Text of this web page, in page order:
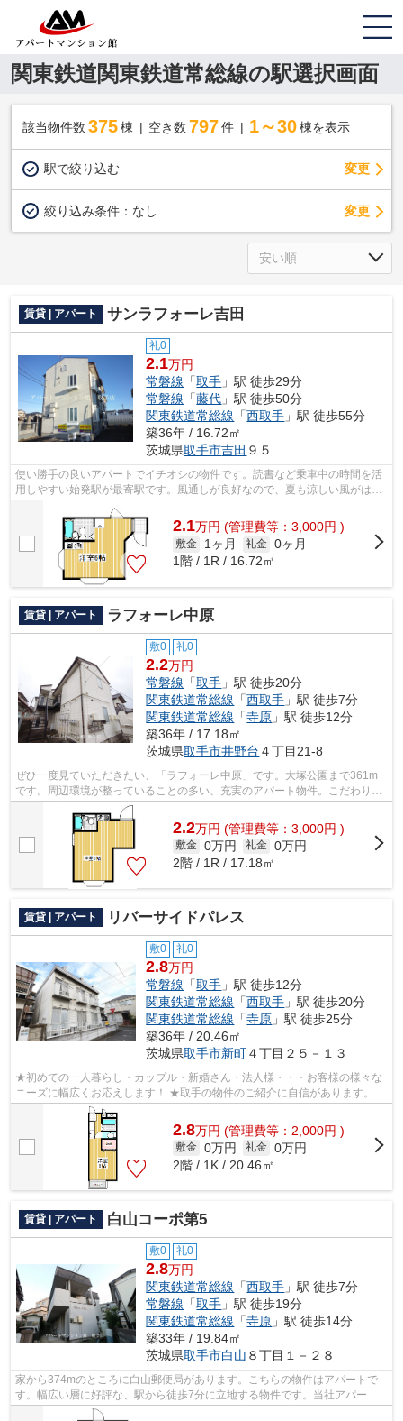
関東鉄道関東鉄道常総線の駅選択画面
該当物件数 375棟 空き数 797 件 1～30 棟を表示
駅で絞り込む 変更
絞り込み条件： なし 変更
賃貸 | アパート サンラフォーレ吉田
礼0
2.1万円
常磐線 「取手 」駅 徒歩29分
常磐線 「藤代 」駅 徒歩50分
関東鉄道常総線 「西取手 」駅 徒歩55分
築36年 / 16.72㎡
茨城県取手市吉田 ９５
使い勝手の良いアパートでイチオシの物件です。読書など乗車中の時間を活
用しやすい始発駅が最寄駅です。風通しが良好なので、夏も涼しい風がはい
ってきます。満足のいく物件探してい...
2.1万円 (管理費等：3,000円 )
敷金 1ヶ月 礼金 0ヶ月
1階 / 1R / 16.72㎡
賃貸 | アパート ラフォーレ中原
敷0 礼0
2.2万円
常磐線 「取手 」駅 徒歩20分
関東鉄道常総線 「西取手 」駅 徒歩7分
関東鉄道常総線 「寺原 」駅 徒歩12分
築36年 / 17.18㎡
茨城県取手市井野台 ４丁目21-8
ぜひ一度見ていただきたい、「ラフォーレ中原」です。大塚公園まで361m
です。周辺環境が整っていることの多い、充実のアパート物件。こだわり条
件、通風良好のシンプルな作りの物件で...
2.2万円 (管理費等：3,000円 )
敷金 0万円 礼金 0万円
2階 / 1R / 17.18㎡
賃貸 | アパート リバーサイドパレス
敷0 礼0
2.8万円
常磐線 「取手 」駅 徒歩12分
関東鉄道常総線 「西取手 」駅 徒歩20分
関東鉄道常総線 「寺原 」駅 徒歩25分
築36年 / 20.46㎡
茨城県取手市新町４丁目２５－１３
★初めての一人暮らし・カップル・新婚さん・法人様・・・お客様の様々な
ニーズに幅広くお応えします！ ★取手の物件のご紹介に自信があります。取
手エリアの最新賃貸情報を幅広く豊富な...
2.8万円 (管理費等：2,000円 )
敷金 0万円 礼金 0万円
2階 / 1K / 20.46㎡
賃貸 | アパート 白山コーポ第5
敷0 礼0
2.8万円
関東鉄道常総線 「西取手 」駅 徒歩7分
常磐線 「取手 」駅 徒歩19分
関東鉄道常総線 「寺原 」駅 徒歩14分
築33年 / 19.84㎡
茨城県取手市白山 ８丁目１－２８
家から374mのところに白山郵便局があります。こちらの物件はアパートで
す。幅広い層に好評な、駅から徒歩7分に立地する物件です。当社アパート
マンション館 取手店があなた様にお届け...